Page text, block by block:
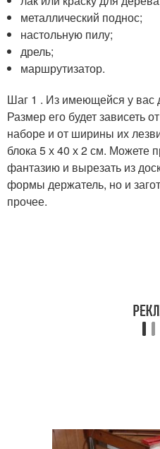
металлический поднос;
настольную пилу;
дрель;
маршрутизатор.
Шаг 1 . Из имеющейся у вас
Размер его будет зависеть
наборе и от ширины их
блока 5 х 40 х 2 см. Можете
фантазию и вырезать из
формы держатель, но и
прочее.